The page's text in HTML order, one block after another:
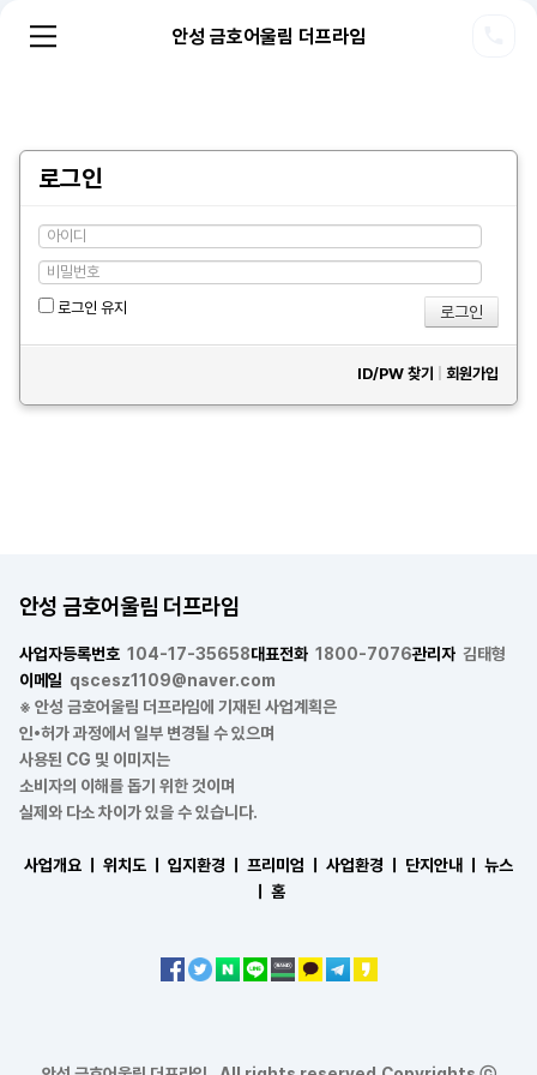
안성 금호어울림 더프라임
로그인
로그인 유지
ID/PW 찾기 회원가입
안성 금호어울림 더프라임
사업자등록번호 104-17-35658대표전화 1800-7076관리자 김태형
이메일 qscesz1109@naver.com
※ 안성 금호어울림 더프라임에 기재된 사업계획은
인•허가 과정에서 일부 변경될 수 있으며
사용된 CG 및 이미지는
소비자의 이해를 돕기 위한 것이며
실제와 다소 차이가 있을 수 있습니다.
사업개요 ㅣ 위치도 ㅣ 입지환경 ㅣ 프리미엄 ㅣ 사업환경 ㅣ 단지안내 ㅣ
뉴스
홈